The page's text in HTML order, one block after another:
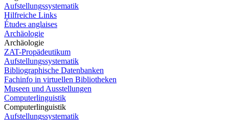
Aufstellungssystematik
Hilfreiche Links
Études anglaises
Archäologie
Archäologie
ZAT-Propädeutikum
Aufstellungssystematik
Bibliographische Datenbanken
Fachinfo in virtuellen Bibliotheken
Museen und Ausstellungen
Computerlinguistik
Computerlinguistik
Aufstellungssystematik